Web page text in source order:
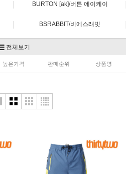
BURTON [ak]/버튼 에이케이
BSRABBIT/비에스래빗
|
| JONES/존스
| NOMADIK/노메딕
VOLCOM/볼컴
전체보기
높은가격 판매순위 상품명